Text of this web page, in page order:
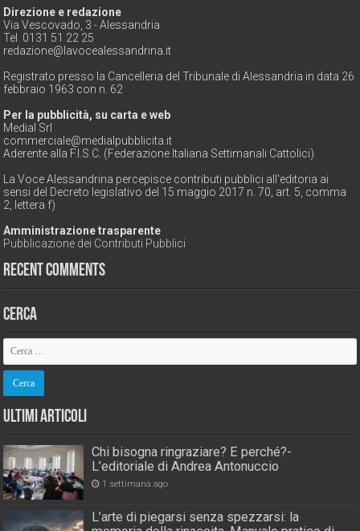
Direzione e redazione
Via Vescovado, 3 - Alessandria
Tel. 0131 51 22 25
redazione@lavocealessandrina.it
Registrato presso la Cancelleria del Tribunale di Alessandria in data 26
febbraio 1963 con n. 62
Per la pubblicità, su carta e web
Medial Srl
commerciale@medialpubblicita.it
Aderente alla F.I.S.C. (Federazione Italiana Settimanali Cattolici)
La Voce Alessandrina percepisce contributi pubblici all'editoria ai
sensi del Decreto legislativo del 15 maggio 2017 n. 70, art. 5, comma
2, lettera f)
Amministrazione trasparente
Pubblicazione dei Contributi Pubblici
Recent Comments
Cerca
Ultimi Articoli
Chi bisogna ringraziare? E perché?-
L’editoriale di Andrea Antonuccio
1 settimana ago
L’arte di piegarsi senza spezzarsi: la